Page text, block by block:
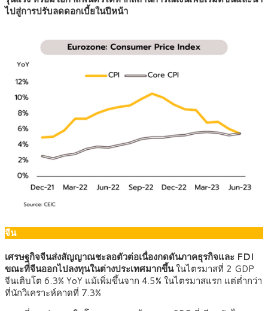
ไปสู่การปรับลดดอกเบี้ยในปีหน้า
จีน
เศรษฐกิจจีนส่งสัญญาณชะลอตัวต่อเนื่องกดดันภาคธุรกิจและ FDI
ขณะที่จีนออกไปลงทุนในต่างประเทศมากขึ้นในไตรมาสที่ 2 GDP
จีนเติบโต 6.3% YoY แม้เพิ่มขึ้นจาก 4.5% ในไตรมาสแรก แต่ต่ำกว่า
ที่นักวิเคราะห์คาดที่ 7.3%